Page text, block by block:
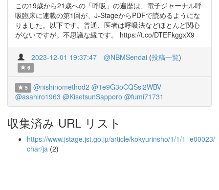
この19歳から21歳への「呼吸」の遍歴は、電子ジャーナル呼
吸臨床に連載の第1回が、J-StageからPDFで読めるようにな
りました。以下です。普通、医者は呼吸法などほとんど関心
がないですが。不思議な縁です。 https://t.co/DTEFkggxX9
2023-12-01 19:37:47 @NBMSendai (投稿一覧)
6
5 @nishinomethod2 @1e9G3oCQSsi2WBV
@asahiro1963 @KisetsunSapporo @fumi71731
収集済み URL リスト
https://www.jstage.jst.go.jp/article/kokyurinsho/1/1/1_e00023/
char/ja (2)